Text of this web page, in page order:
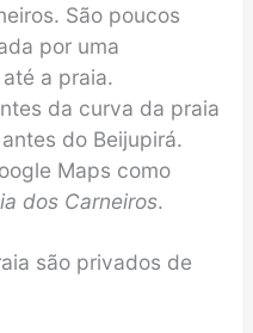
São poucos
por uma
a praia.
da curva da praia
do Beijupirá.
Maps como
dos Carneiros.
são privados de